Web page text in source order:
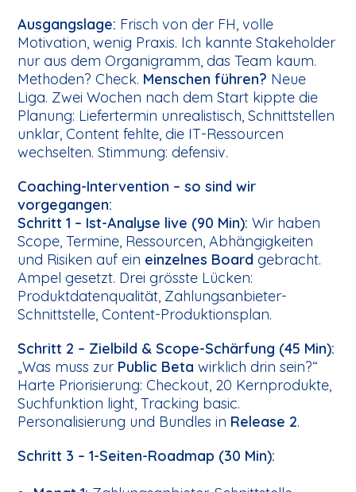
Ausgangslage: Frisch von der FH, volle
Motivation, wenig Praxis. Ich kannte Stakeholder
nur aus dem Organigramm, das Team kaum.
Methoden? Check. Menschen führen? Neue
Liga. Zwei Wochen nach dem Start kippte die
Planung: Liefertermin unrealistisch, Schnittstellen
unklar, Content fehlte, die IT-Ressourcen
wechselten. Stimmung: defensiv.
Coaching-Intervention – so sind wir
vorgegangen:
Schritt 1 – Ist-Analyse live (90 Min): Wir haben
Scope, Termine, Ressourcen, Abhängigkeiten
und Risiken auf ein einzelnes Board gebracht.
Ampel gesetzt. Drei grösste Lücken:
Produktdatenqualität, Zahlungsanbieter-
Schnittstelle, Content-Produktionsplan.
Schritt 2 – Zielbild & Scope-Schärfung (45 Min):
„Was muss zur Public Beta wirklich drin sein?“
Harte Priorisierung: Checkout, 20 Kernprodukte,
Suchfunktion light, Tracking basic.
Personalisierung und Bundles in Release 2.
Schritt 3 – 1-Seiten-Roadmap (30 Min):